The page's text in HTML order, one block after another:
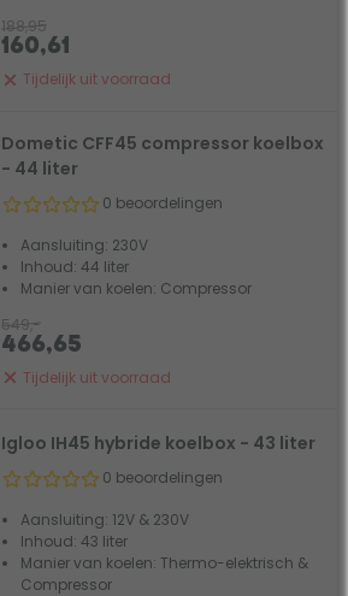
Tijdelijk uit voorraad
188,95
160,61
Dometic CFF45 compressor koelbox
- 44 liter
0 beoordelingen
Aansluiting: 230V
Inhoud: 44 liter
Manier van koelen: Compressor
Tijdelijk uit voorraad
549,-
466,65
Igloo IH45 hybride koelbox - 43 liter
0 beoordelingen
Aansluiting: 12V & 230V
Inhoud: 43 liter
Manier van koelen: Thermo-elektrisch &
Compressor